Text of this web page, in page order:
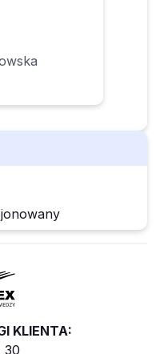
KLIENTA:
30